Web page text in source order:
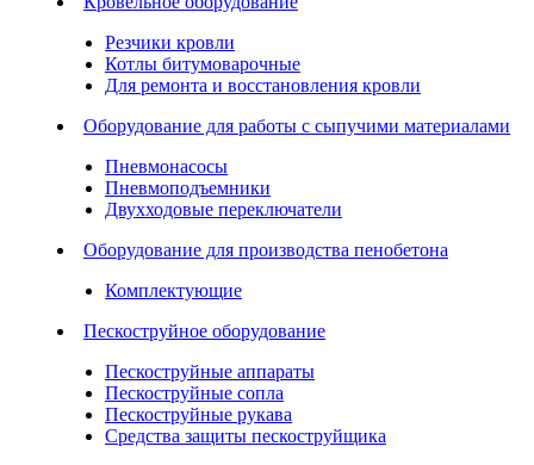
Резчики кровли
Котлы битумоварочные
Для ремонта и восстановления кровли
Оборудование для работы с сыпучими материалами
Пневмонасосы
Пневмоподъемники
Двухходовые переключатели
Оборудование для производства пенобетона
Комплектующие
Пескоструйное оборудование
Пескоструйные аппараты
Пескоструйные сопла
Пескоструйные рукава
Средства защиты пескоструйщика